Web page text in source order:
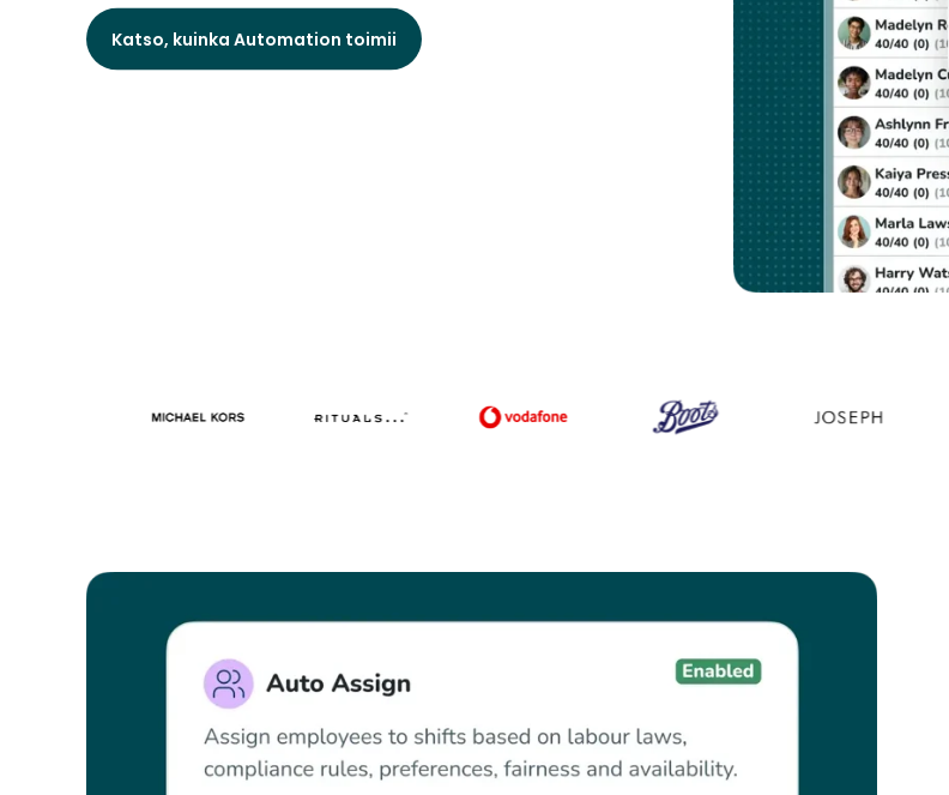
Katso, kuinka Automation toimii